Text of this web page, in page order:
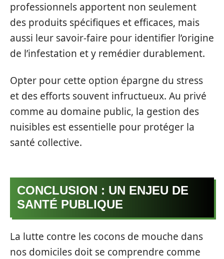
professionnels apportent non seulement
des produits spécifiques et efficaces, mais
aussi leur savoir-faire pour identifier l’origine
de l’infestation et y remédier durablement.
Opter pour cette option épargne du stress
et des efforts souvent infructueux. Au privé
comme au domaine public, la gestion des
nuisibles est essentielle pour protéger la
santé collective.
CONCLUSION : UN ENJEU DE
SANTÉ PUBLIQUE
La lutte contre les cocons de mouche dans
nos domiciles doit se comprendre comme